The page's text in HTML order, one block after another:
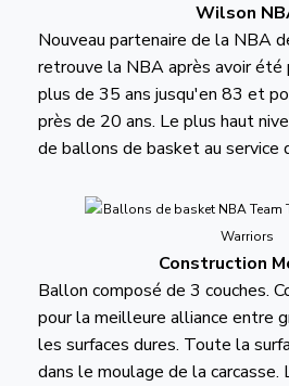
Wilson
Nouveau partenaire de la NBA
retrouve la NBA après avoir été
plus de 35 ans jusqu'en 83 et
près de 20 ans. Le plus haut
de ballons de basket au service
Construction
Ballon composé de 3 couches.
pour la meilleure alliance entre
les surfaces dures. Toute la
dans le moulage de la carcasse.